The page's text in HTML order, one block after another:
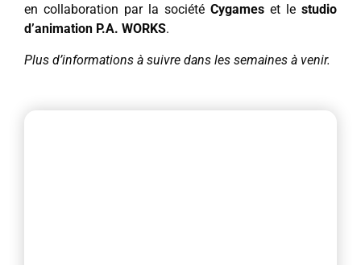
en collaboration par la société Cygames et le studio
d’animation P.A. WORKS.
Plus d’informations à suivre dans les semaines à venir.